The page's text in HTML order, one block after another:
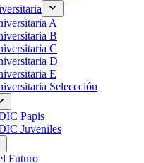
A
B
C
D
E
Seleccción
Papis
Juveniles
Futuro